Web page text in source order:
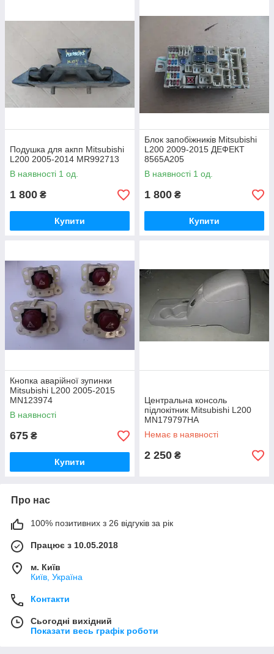
Подушка для акпп Mitsubishi
L200 2005-2014 MR992713
В наявності 1 од.
1 800 ₴
Купити
Блок запобіжників Mitsubishi
L200 2009-2015 ДЕФЕКТ
8565A205
В наявності 1 од.
1 800 ₴
Купити
Кнопка аварійної зупинки
Mitsubishi L200 2005-2015
MN123974
В наявності
675 ₴
Купити
Центральна консоль
підлокітник Mitsubishi L200
MN179797HA
Немає в наявності
2 250 ₴
Про нас
100% позитивних з 26 відгуків за рік
Працює з 10.05.2018
м. Київ
Київ, Україна
Контакти
Сьогодні вихідний
Показати весь графік роботи